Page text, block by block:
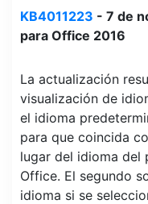
KB4011223 - 7 de
para Office 2016
La actualización
visualización de
el idioma
para que coincida
lugar del idioma del
Office. El segundo
idioma si se